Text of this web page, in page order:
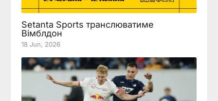
Setanta Sports транслюватиме
Вімблдон
18 Jun, 2026